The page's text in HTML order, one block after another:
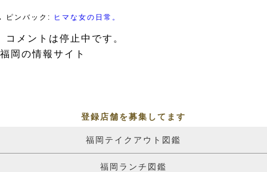
ピンバック: ヒマな女の日常。
コメントは停止中です。
福岡の情報サイト
登録店舗を募集してます
福岡テイクアウト図鑑
福岡ランチ図鑑